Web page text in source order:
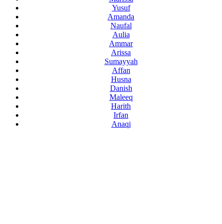
Yusuf
Amanda
Naufal
Aulia
Ammar
Arissa
Sumayyah
Affan
Husna
Danish
Maleeq
Harith
Irfan
Anaqi